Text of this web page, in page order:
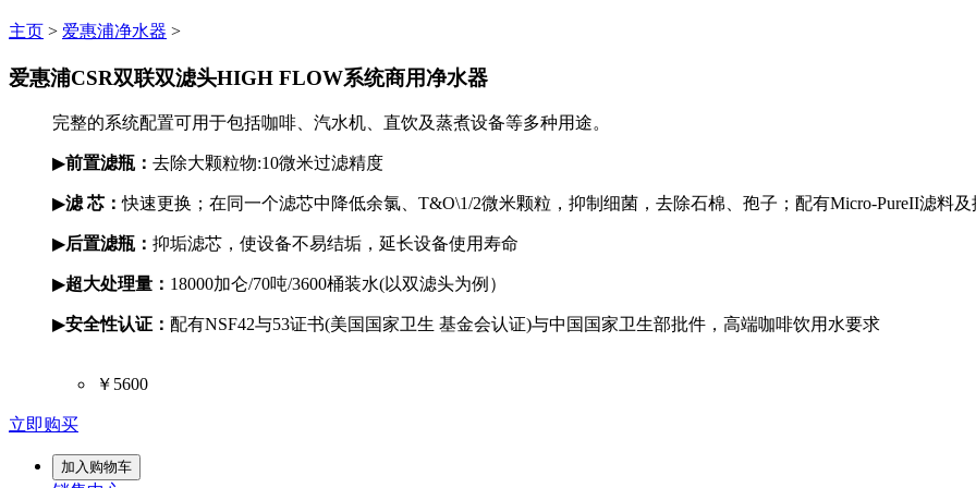
主页 > 爱惠浦净水器 >
爱惠浦CSR双联双滤头HIGH FLOW系统商用净水器
完整的系统配置可用于包括咖啡、汽水机、直饮及蒸煮设备等多种用途。
▶前置滤瓶： 去除大颗粒物:10微米过滤精度
▶滤 芯：快速更换；在同一个滤芯中降低余氯、T&O\1/2微米颗粒，抑制细菌，去除石棉、孢子；配有Micro-PureII滤料及
▶后置滤瓶： 抑垢滤芯，使设备不易结垢，延长设备使用寿命
▶超大处理量： 18000加仑/70吨/3600桶装水(以双滤头为例）
▶安全性认证： 配有NSF42与53证书(美国国家卫生 基金会认证)与中国国家卫生部批件，高端咖啡饮用水要求
￥5600
立即购买
加入购物车